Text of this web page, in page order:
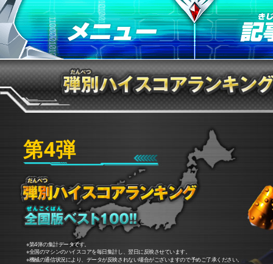
第4弾
※第4弾の集計データです。
※全国のマシンのハイスコアを毎日集計し、翌日に反映させています。
※機械の通信状況により、データが反映されない場合がございますので予めご了承ください。